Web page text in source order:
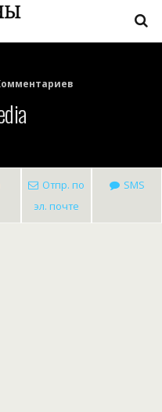
Отпр. по
эл. почте
SMS